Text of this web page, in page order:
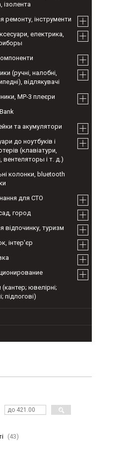
ізолента
ремонту, інструменти
електрика,
(ручні, налобні,
відлякувачі
МР-3 плеєри
та акумулятори
до ноутбуків і
(клавіатури,
вентеляторы і т. д.)
колонки, bluetooth
для СТО
город
відпочинку, туризм
інтер'єр
(кантер; ювелірні;
підлогові)
43